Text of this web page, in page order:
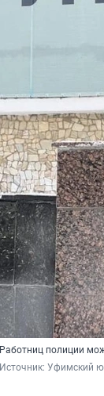
Работниц полиции
Источник: Уфимский